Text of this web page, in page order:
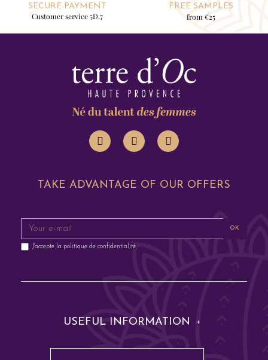
SECURE PAYMENT
Customer service 5D.7
FREE SAMPLES
from €25
TAKE ADVANTAGE OF OUR OFFERS
OK
J'accepte la politique de confidentialité
USEFUL INFORMATION